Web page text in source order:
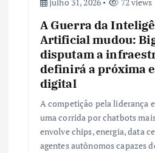
A Guerra da
Artificial mudou:
disputam a
definirá a próxima
digital
A competição pela liderança
uma corrida por chatbots
envolve chips, energia, data
agentes autônomos capazes